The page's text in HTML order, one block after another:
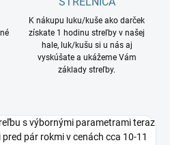
K nákupu luku/kuše ako darček
získate 1 hodinu streľby v našej
hale, luk/kušu si u nás aj
vyskúšate a ukážeme Vám
základy streľby.
s výbornými parametrami teraz
pár rokmi v cenách cca 10-11